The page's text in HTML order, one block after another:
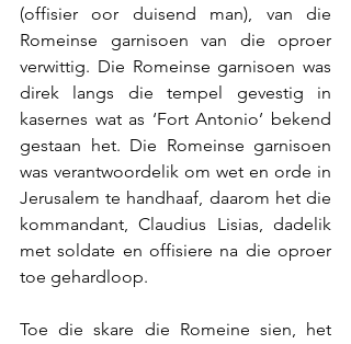
(offisier oor duisend man), van die
Romeinse garnisoen van die oproer
verwittig. Die Romeinse garnisoen was
direk langs die tempel gevestig in
kasernes wat as ‘Fort Antonio’ bekend
gestaan het. Die Romeinse garnisoen
was verantwoordelik om wet en orde in
Jerusalem te handhaaf, daarom het die
kommandant, Claudius Lisias, dadelik
met soldate en offisiere na die oproer
toe gehardloop.
Toe die skare die Romeine sien, het